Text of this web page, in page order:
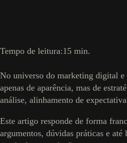
Tempo de leitura:15 min.
No universo do marketing digital e
apenas de aparência, mas de
análise, alinhamento de
Este artigo responde de forma
argumentos, dúvidas práticas e